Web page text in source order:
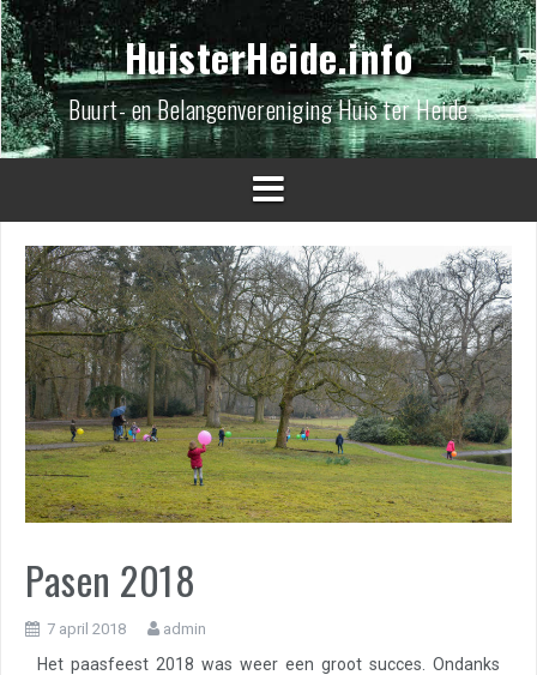
Spring
naar
inhoud
HuisterHeide.info
Buurt- en Belangenvereniging Huis ter Heide
Pasen 2018
7 april 2018 admin
Het paasfeest 2018 was weer een groot succes. Ondanks